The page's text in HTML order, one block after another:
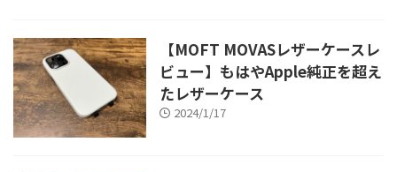
【MOFT MOVASレザーケースレ
ビュー】もはやApple純正を超え
たレザーケース
2024/1/17